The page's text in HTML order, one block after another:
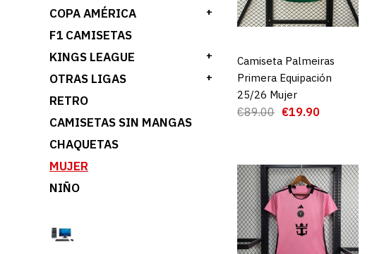
COPA AMÉRICA +
F1 CAMISETAS
KINGS LEAGUE
+
OTRAS LIGAS +
RETRO
CAMISETAS SIN MANGAS
CHAQUETAS
MUJER
NIÑO
AGREGAR AL CARRO
Camiseta Palmeiras
Primera Equipación
25/26 Mujer
€89.00 €19.90